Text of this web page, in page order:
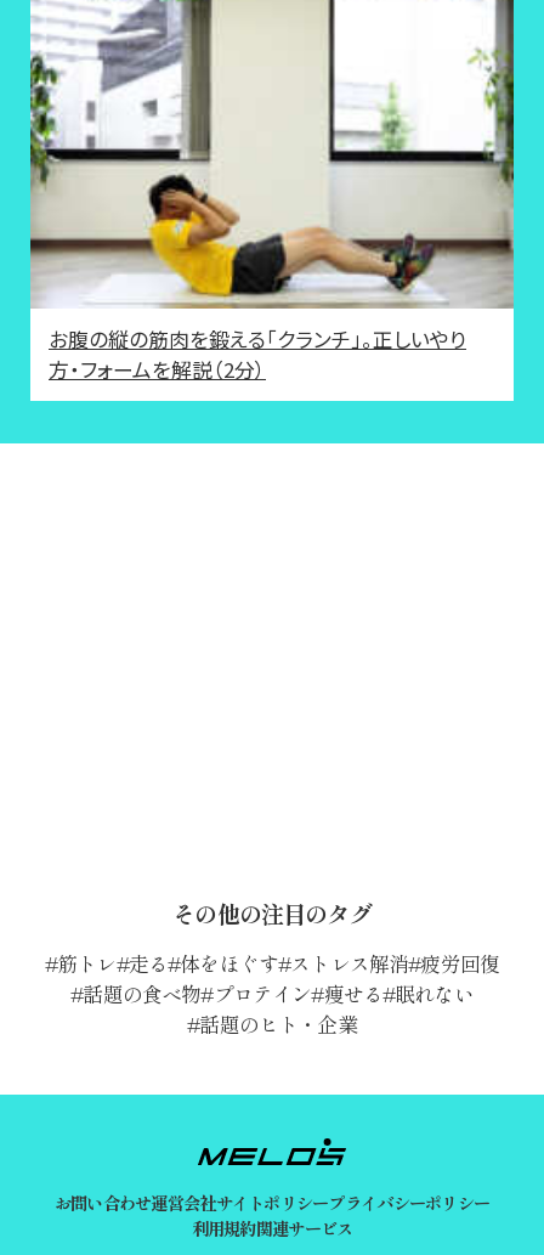
お腹の縦の筋肉を鍛える「クランチ」。正しいやり
方・フォームを解説（2分）
その他の注目のタグ
筋トレ 走る 体をほぐす ストレス解消 疲労回復
話題の食べ物 プロテイン 痩せる 眠れない
話題のヒト・企業
お問い合わせ運営会社サイトポリシープライバシーポリシー
利用規約関連サービス